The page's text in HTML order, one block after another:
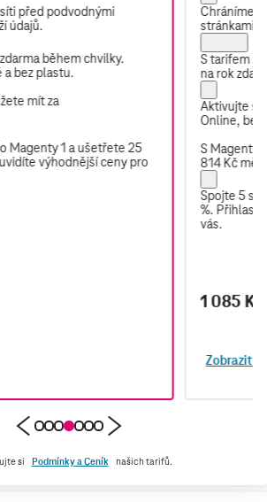
před podvodnými
údajů.
během chvilky.
a bez plastu.
mít za
Magenty 1 a ušetřete 25
výhodnější ceny pro
Chráníme
stránkami i
S tarifem
na rok
Aktivujte si
Online,
S
814 Kč
Spojte 5
%.
vás.
1 085 Kč
Zobrazit
si Podmínky a Ceník našich tarifů.